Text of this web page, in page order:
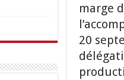
marge
20